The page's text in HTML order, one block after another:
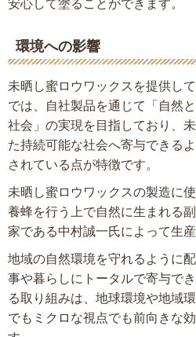
安心して塗ることができます。
環境への影響
未晒し蜜ロウワックスを提供し
では、自社製品を通じて「自然
社会」の実現を目指しており、
た持続可能な社会へ寄与できる
されている点が特徴です。
未晒し蜜ロウワックスの製造に
養蜂を行う上で自然に生まれる
家である中村誠一氏によって生産
地域の自然環境を守れるように
事や暮らしにトータルで寄与で
る取り組みは、地球環境や地域
でもミクロな視点でも前向きな